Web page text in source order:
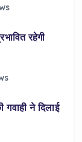
रहेगी
ने दिलाई